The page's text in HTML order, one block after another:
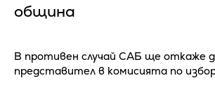
община
В противен случай САБ ще откаже
представител в комисията по